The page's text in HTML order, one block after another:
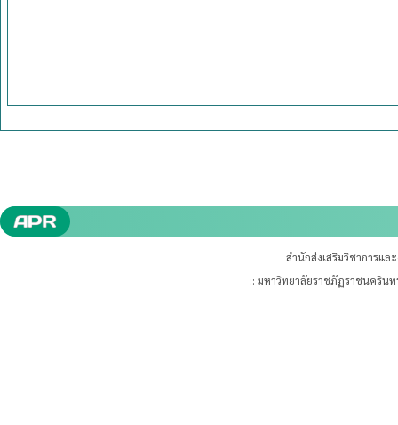
สำนักส่งเสริมวิชาการแ
:: มหาวิทยาลัยราชภัฏราชนคริน